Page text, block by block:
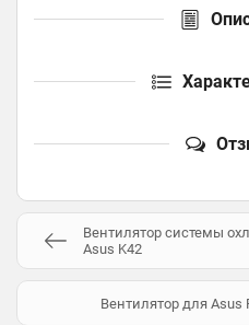
Вентилятор системы
Asus K42
Вентилятор для Asus